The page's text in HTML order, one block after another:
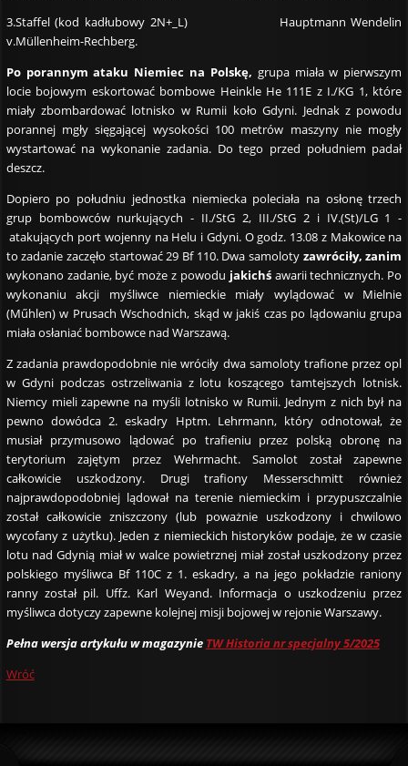
3.Staffel (kod kadłubowy 2N+_L) Hauptmann Wendelin
v.Müllenheim-Rechberg.
Po porannym ataku Niemiec na Polskę, grupa miała w pierwszym
locie bojowym eskortować bombowe Heinkle He 111E z I./KG 1, które
miały zbombardować lotnisko w Rumii koło Gdyni. Jednak z powodu
porannej mgły sięgającej wysokości 100 metrów maszyny nie mogły
wystartować na wykonanie zadania. Do tego przed południem padał
deszcz.
Dopiero po południu jednostka niemiecka poleciała na osłonę trzech
grup bombowców nurkujących - II./StG 2, III./StG 2 i IV.(St)/LG 1 -
atakujących port wojenny na Helu i Gdyni. O godz. 13.08 z Makowice na
to zadanie zaczęło startować 29 Bf 110. Dwa samoloty zawróciły, zanim
wykonano zadanie, być może z powodu jakichś awarii technicznych. Po
wykonaniu akcji myśliwce niemieckie miały wylądować w Mielnie
(Műhlen) w Prusach Wschodnich, skąd w jakiś czas po lądowaniu grupa
miała osłaniać bombowce nad Warszawą.
Z zadania prawdopodobnie nie wróciły dwa samoloty trafione przez opl
w Gdyni podczas ostrzeliwania z lotu koszącego tamtejszych lotnisk.
Niemcy mieli zapewne na myśli lotnisko w Rumii. Jednym z nich był na
pewno dowódca 2. eskadry Hptm. Lehrmann, który odnotował, że
musiał przymusowo lądować po trafieniu przez polską obronę na
terytorium zajętym przez Wehrmacht. Samolot został zapewne
całkowicie uszkodzony. Drugi trafiony Messerschmitt również
najprawdopodobniej lądował na terenie niemieckim i przypuszczalnie
został całkowicie zniszczony (lub poważnie uszkodzony i chwilowo
wycofany z użytku). Jeden z niemieckich historyków podaje, że w czasie
lotu nad Gdynią miał w walce powietrznej miał został uszkodzony przez
polskiego myśliwca Bf 110C z 1. eskadry, a na jego pokładzie raniony
ranny został pil. Uffz. Karl Weyand. Informacja o uszkodzeniu przez
myśliwca dotyczy zapewne kolejnej misji bojowej w rejonie Warszawy.
Pełna wersja artykułu w magazynie TW Historia nr specjalny 5/2025
Wróć